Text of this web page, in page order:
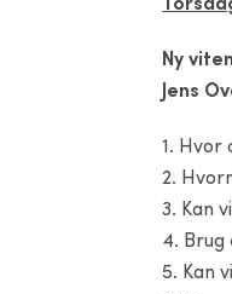
Ny
Jens
1. Hvor
2.
3. Kan
4. Brug
5. Kan